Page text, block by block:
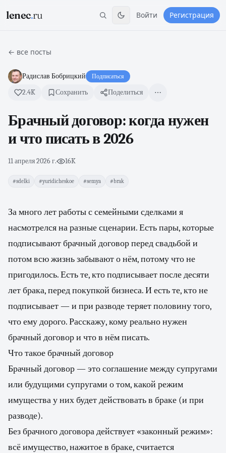
lenec.ru Войти Регистрация
← все посты
Радислав Бобрицкий Подписаться
2.4K Сохранить Поделиться
Брачный договор: когда нужен
и что писать в 2026
11 апреля 2026 г.· 16K
#sdelki #yuridicheskoe #semya #brak
За много лет работы с семейными сделками я
насмотрелся на разные сценарии. Есть пары, которые
подписывают брачный договор перед свадьбой и
потом всю жизнь забывают о нём, потому что не
пригодилось. Есть те, кто подписывает после десяти
лет брака, перед покупкой бизнеса. И есть те, кто не
подписывает — и при разводе теряет половину того,
что ему дорого. Расскажу, кому реально нужен
брачный договор и что в нём писать.
Что такое брачный договор
Брачный договор — это соглашение между супругами
или будущими супругами о том, какой режим
имущества у них будет действовать в браке (и при
разводе).
Без брачного договора действует «законный режим»:
всё имущество, нажитое в браке, считается